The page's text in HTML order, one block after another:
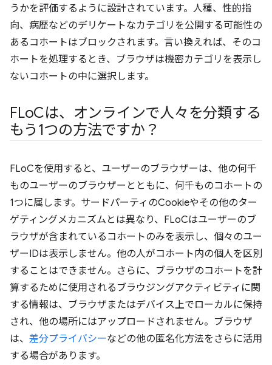
うかを評価するように設計されています。人種、性的指
向、病歴などのデリケートなカテゴリを公開する可能性の
あるコホートはブロックされます。言い換えれば、そのコ
ホートを処理するとき、ブラウザは機密カテゴリを表示し
ないコホートの中に選択します。
FLoCは、オンラインで人々を分類する
もう1つの方法ですか？
FLoCを使用すると、ユーザーのブラウザーは、他の何千
ものユーザーのブラウザーとともに、何千ものコホートの
1つに属します。サードパーティのCookieやその他のター
ゲティングメカニズムとは異なり、FLoCはユーザーのブ
ラウザが含まれているコホートのみを表示し、個々のユー
ザーIDは表示しません。他の人がコホート内の個人を区別
することはできません。さらに、ブラウザのコホートを計
算するために使用されるブラウジングアクティビティに関
する情報は、ブラウザまたはデバイス上でローカルに保持
され、他の場所にはアップロードされません。ブラウザ
は、 差分プライバシーなどの他の匿名化方法をさらに活用
する場合があります。